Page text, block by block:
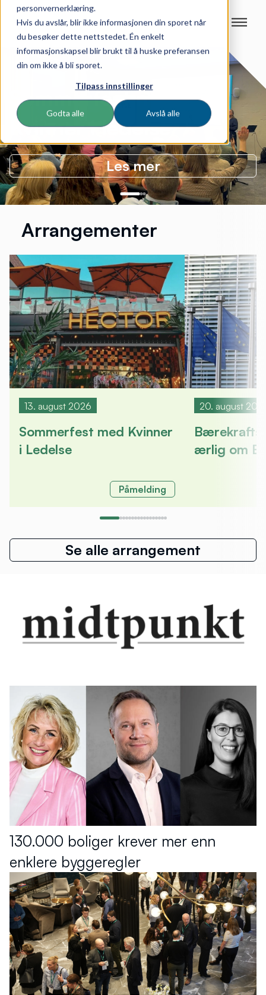
personvernerklæring.
Hvis du avslår, blir ikke informasjonen din sporet når
du besøker dette nettstedet. Én enkelt
informasjonskapsel blir brukt til å huske preferansen
din om ikke å bli sporet.
Tilpass innstillinger
Godta alle Avslå alle
Sommerfest med
Kvinner i ledelse
Les mer
Arrangementer
13. august 2026
Sommerfest med Kvinner
i Ledelse
Påmelding
20. august
ærlig om
Se alle arrangement
130.000 boliger krever mer enn
enklere byggeregler